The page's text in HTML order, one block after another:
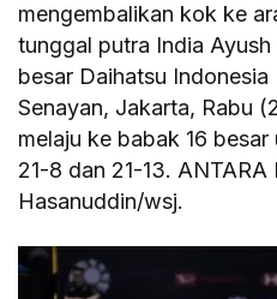
mengembalikan kok ke
tunggal putra India
besar Daihatsu
Senayan, Jakarta, Rabu
melaju ke babak 16
21-8 dan 21-13. ANTARA
Hasanuddin/wsj.